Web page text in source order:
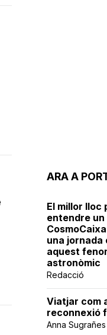
ARA A
El millor lloc
entendre un
una jornada
aquest
astronòmic
Redacció
Viatjar com
reconnexió
Anna Sugrañes